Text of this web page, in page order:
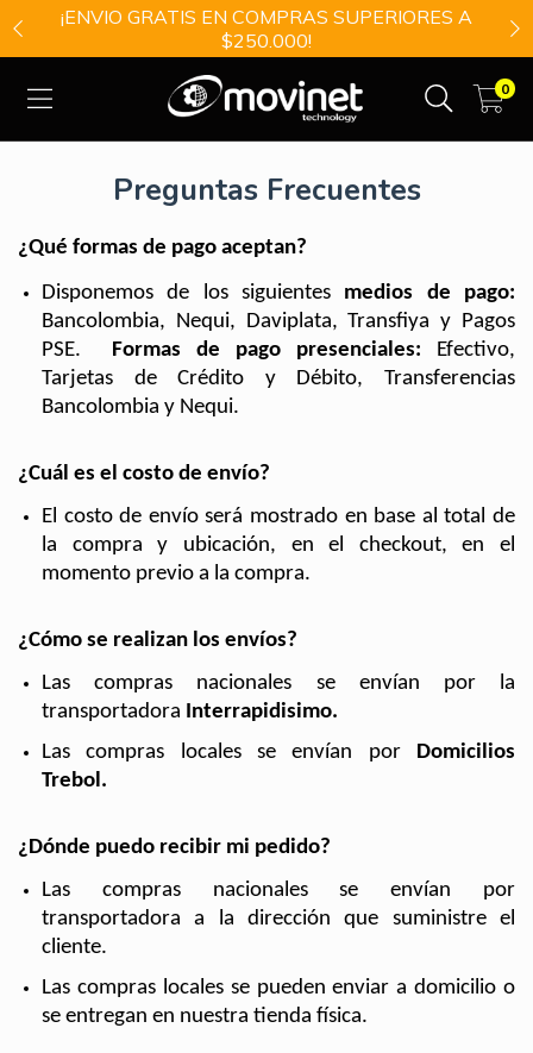
¡ENVIO GRATIS EN COMPRAS SUPERIORES A
$250.000!
0
Preguntas Frecuentes
¿Qué formas de pago aceptan?
Disponemos de los siguientes medios de pago:
PSE. Formas de pago presenciales: Efectivo,
Tarjetas de Crédito y Débito, Transferencias
Bancolombia y Nequi.
¿Cuál es el costo de envío?
El costo de envío será mostrado en base al total de
la compra y ubicación, en el checkout, en el
momento previo a la compra.
¿Cómo se realizan los envíos?
Las compras nacionales se envían por la
transportadora Interrapidisimo.
Las compras locales se envían por Domicilios
Trebol.
¿Dónde puedo recibir mi pedido?
Las compras nacionales se envían por
transportadora a la dirección que suministre el
cliente.
Las compras locales se pueden enviar a domicilio o
se entregan en nuestra tienda física.